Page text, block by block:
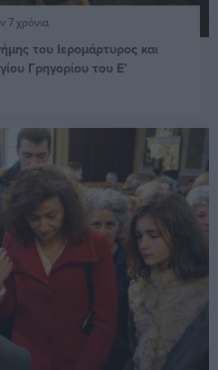
7 χρόνια
του Ιερομάρτυρος και
Γρηγορίου του Ε’